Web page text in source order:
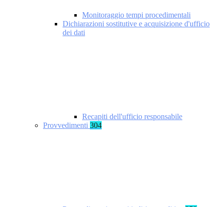
Monitoraggio tempi procedimentali
Dichiarazioni sostitutive e acquisizione d'ufficio
dei dati
Recapiti dell'ufficio responsabile
Provvedimenti 304